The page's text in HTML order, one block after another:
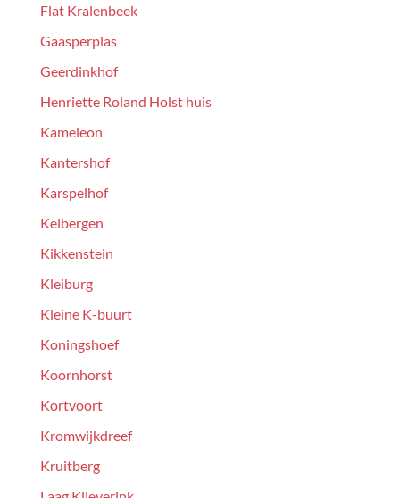
Flat Kralenbeek
Gaasperplas
Geerdinkhof
Henriette Roland Holst huis
Kameleon
Kantershof
Karspelhof
Kelbergen
Kikkenstein
Kleiburg
Kleine K-buurt
Koningshoef
Koornhorst
Kortvoort
Kromwijkdreef
Kruitberg